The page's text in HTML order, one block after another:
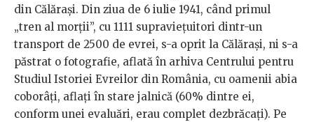
din Călărași. Din ziua de 6 iulie 1941, când primul
„tren al morții”, cu 1111 supraviețuitori dintr-un
transport de 2500 de evrei, s-a oprit la Călărași, ni s-a
păstrat o fotografie, aflată în arhiva Centrului pentru
Studiul Istoriei Evreilor din România, cu oamenii abia
coborâți, aflați în stare jalnică (60% dintre ei,
conform unei evaluări, erau complet dezbrăcați). Pe